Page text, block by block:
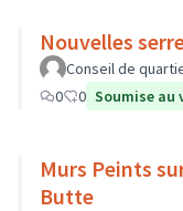
Nouvelles
Conseil de
0
0 Soumise au
Murs Peints
Butte